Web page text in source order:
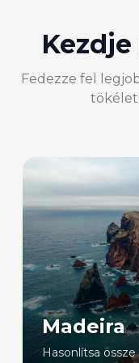
Fedezze fel
Madeira
Hasonlítsa össze